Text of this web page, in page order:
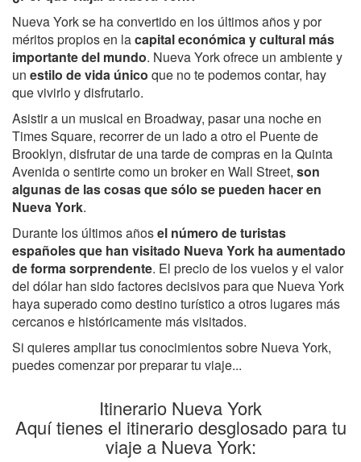
Nueva York se ha convertido en los últimos años y por
méritos propios en lacapital económica y cultural más
importante del mundo. Nueva York ofrece un ambiente y
un estilo de vida único que no te podemos contar, hay
que vivirlo y disfrutarlo.
Asistir a un musical en Broadway, pasar una noche en
Times Square, recorrer de un lado a otro el Puente de
Brooklyn, disfrutar de una tarde de compras en la Quinta
Avenida o sentirte como un broker en Wall Street, son
algunas de las cosas que sólo se pueden hacer en
Nueva York.
Durante los últimos añosel número de turistas
españoles que han visitado Nueva York ha aumentado
de forma sorprendente. El precio de los vuelos y el valor
del dólar han sido factores decisivos para que Nueva York
haya superado como destino turístico a otros lugares más
cercanos e históricamente más visitados.
Si quieres ampliar tus conocimientos sobre Nueva York,
puedes comenzar por preparar tu viaje...
Itinerario Nueva York
Aquí tienes el itinerario desglosado para tu
viaje a Nueva York: